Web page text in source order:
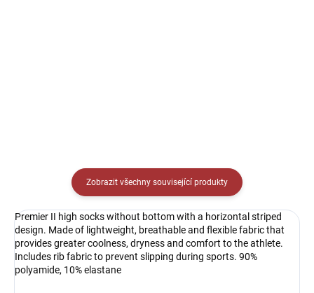
Zobrazit všechny související produkty
Premier II high socks without bottom with a horizontal striped
design. Made of lightweight, breathable and flexible fabric that
provides greater coolness, dryness and comfort to the athlete.
Includes rib fabric to prevent slipping during sports. 90%
polyamide, 10% elastane